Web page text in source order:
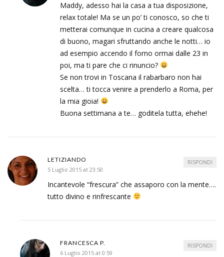
Maddy, adesso hai la casa a tua disposizione,
relax totale! Ma se un po’ ti conosco, so che ti
metterai comunque in cucina a creare qualcosa
di buono, magari sfruttando anche le notti… io
ad esempio accendo il forno ormai dalle 23 in
poi, ma ti pare che ci rinuncio?
Se non trovi in Toscana il rabarbaro non hai
scelta… ti tocca venire a prenderlo a Roma, per
la mia gioia!
Buona settimana a te… goditela tutta, ehehe!
LETIZIANDO
5 Luglio 2015 at 23:50
Incantevole “frescura” che assaporo con la mente….
tutto divino e rinfrescante
RISPONDI
FRANCESCA P.
6 Luglio 2015 at 0:59
RISPONDI